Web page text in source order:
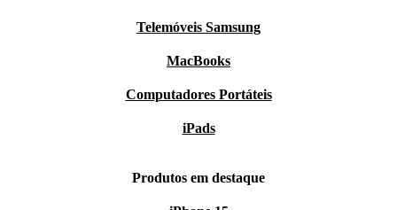
Telemóveis Samsung
MacBooks
Computadores Portáteis
iPads
Produtos em destaque